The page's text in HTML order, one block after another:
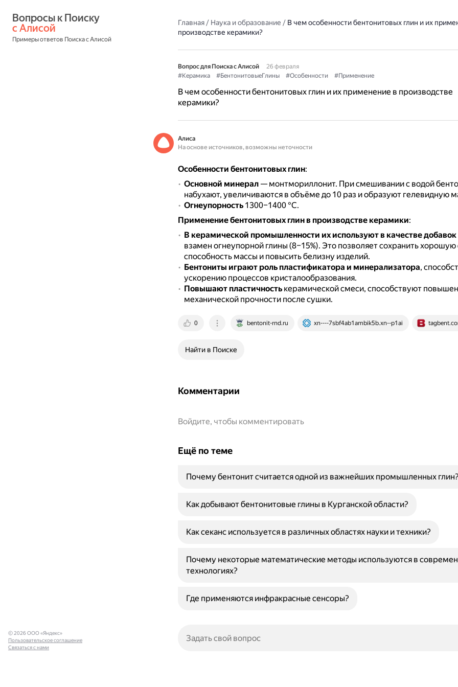
с Алисой
Примеры ответов Поиска с Алисой
Главная/ Наука и образование / В чем особенности бентонитовых глин и их
производстве керамики?
Вопрос для Поиска с Алисой
26 февраля
#Керамика
#БентонитовыеГлины #Особенности #Применение
В чем особенности бентонитовых глин и их применение в производстве
керамики?
Алиса
На основе источников, возможны неточности
Особенности бентонитовых глин:
Основной минерал— монтмориллонит. При смешивании с водой
набухают, увеличиваются в объёме до 10 раз и образуют гелевидную
Огнеупорность1300–1400 °С.
Применение бентонитовых глин в производстве керамики:
В керамической промышленности их используют в качестве добавок
взамен огнеупорной глины (8–15%). Это позволяет сохранить
способность массы и повысить белизну изделий.
Бентониты играют роль пластификатора и минерализатора,
ускорению процессов кристалообразования.
Повышают пластичностькерамической смеси, способствуют
механической прочности после сушки.
0 bentonit-rnd.ru xn----7sbf4ab1ambik5b.xn--p1ai
Найти в Поиске
Комментарии
Войдите, чтобы комментировать
Ещё по теме
Почему бентонит считается одной из важнейших промышленных глин?
Как добывают бентонитовые глины в Курганской области?
Как секанс используется в различных областях науки и техники?
Почему некоторые математические методы используются в
технологиях?
Где применяются инфракрасные сенсоры?
© 2026 ООО «Яндекс»
Пользовательское соглашение
Связаться с нами